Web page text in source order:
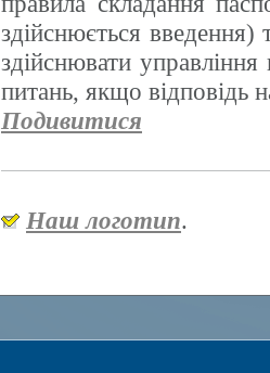
здійснюється
здійснювати
питань, якщо відповідь
Подивитися
Наш логотип.